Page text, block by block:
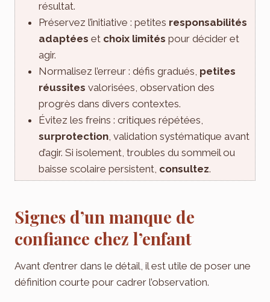
résultat.
Préservez l’initiative : petites responsabilités
adaptées et choix limités pour décider et
agir.
Normalisez l’erreur : défis gradués, petites
réussites valorisées, observation des
progrès dans divers contextes.
Évitez les freins : critiques répétées,
surprotection , validation systématique avant
d’agir. Si isolement, troubles du sommeil ou
baisse scolaire persistent, consultez.
Signes d’un manque de
confiance chez l’enfant
Avant d’entrer dans le détail, il est utile de poser une
définition courte pour cadrer l’observation.